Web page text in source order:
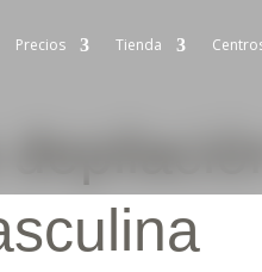
Precios Tienda